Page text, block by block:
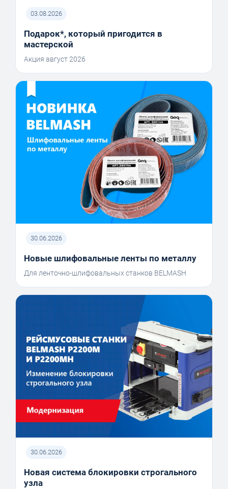
03.08.2026
Подарок*, который пригодится в
мастерской
Акция август 2026
30.06.2026
Новые шлифовальные ленты по металлу
Для ленточно-шлифовальных станков BELMASH
30.06.2026
Новая система блокировки строгального
узла